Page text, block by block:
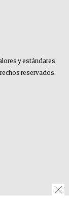
y estándares
reservados.